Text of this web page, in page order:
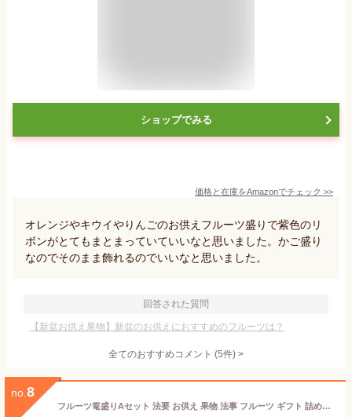
ショップでみる
価格と在庫をAmazonでチェック >>
オレンジやキウイやりんごのお供えフルーツ盛りで紫色のリ
ボンがとてもまとまっていていいなと思いました。かご盛り
なのでそのまま飾れるのでいいなと思いました。
回答された質問
【新盆お供え果物】新盆のお供えにおすすめのフルーツは？
全てのおすすめコメント (5件) >
no. 8
フルーツ篭盛りAセット 法要 お供え 果物 法事 フルーツ ギフト 詰め合わせ 盛り合わせ フルーツ詰め合わせ フルーツセット 高級フルーツ フルーツギフト 御供 内祝 誕生日 お見舞い 高級 贈答用 贈り物 贈答品 手土産 渋谷西村 西村